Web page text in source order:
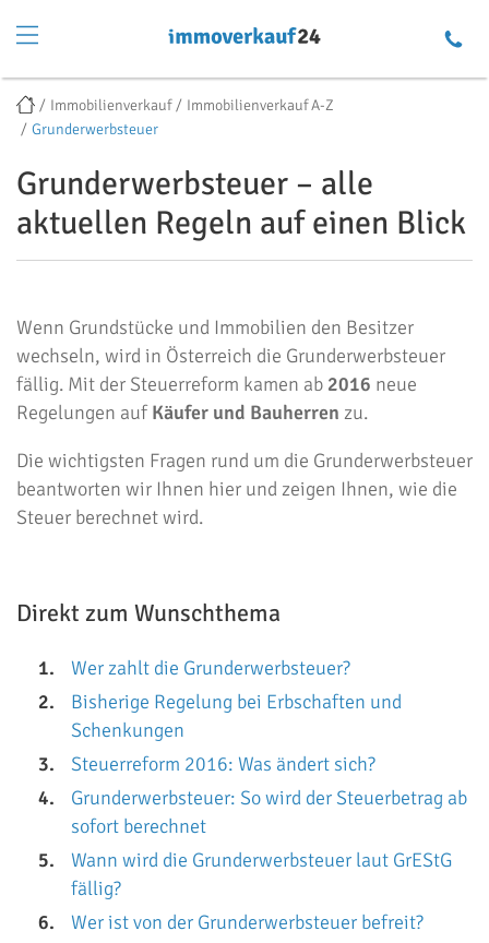
Immobilienverkauf
Immobilienverkauf A-Z
Grunderwerbsteuer
Grunderwerbsteuer – alle
aktuellen Regeln auf einen Blick
Wenn Grundstücke und Immobilien den Besitzer
wechseln, wird in Österreich die Grunderwerbsteuer
fällig. Mit der Steuerreform kamen ab 2016 neue
Regelungen aufKäufer und Bauherren zu.
Die wichtigsten Fragen rund um die Grunderwerbsteuer
beantworten wir Ihnen hier und zeigen Ihnen, wie die
Steuer berechnet wird.
Direkt zum Wunschthema
Wer zahlt die Grunderwerbsteuer?
Bisherige Regelung bei Erbschaften und
Schenkungen
Steuerreform 2016: Was ändert sich?
Grunderwerbsteuer: So wird der Steuerbetrag ab
sofort berechnet
Wann wird die Grunderwerbsteuer laut GrEStG
fällig?
Wer ist von der Grunderwerbsteuer befreit?